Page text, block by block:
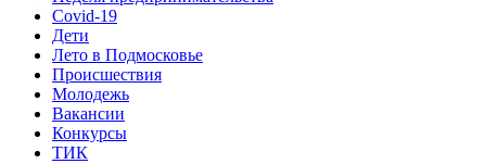
Covid-19
Дети
Лето в Подмосковье
Происшествия
Молодежь
Вакансии
Конкурсы
ТИК